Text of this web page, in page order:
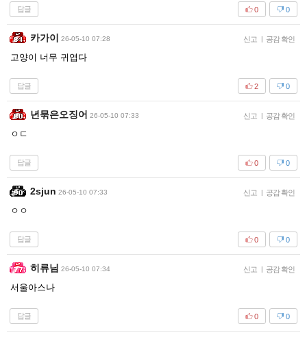
답글 0
0
카가이 26-05-10 07:28 신고 | 공감 확인
고양이 너무 귀엽다
답글 0
2
년묶은오징어 26-05-10 07:33 신고 | 공감 확인
ㅇㄷ
답글 0
0
2sjun 26-05-10 07:33 신고 | 공감 확인
ㅇㅇ
답글 0
0
히류님 26-05-10 07:34 신고 | 공감 확인
서울아스나
답글 0
0